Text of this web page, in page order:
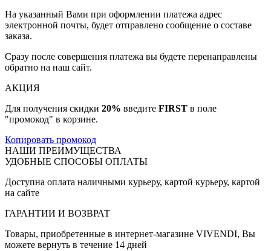
На указанный Вами при оформлении платежа адрес
электронной почты, будет отправлено сообщение о составе
заказа.
Сразу после совершения платежа вы будете перенаправлены
обратно на наш сайт.
АКЦИЯ
Для получения скидки 20% введите FIRST в поле
"промокод" в корзине.
Копировать промокод
НАШИ ПРЕИМУЩЕСТВА
УДОБНЫЕ СПОСОБЫ ОПЛАТЫ
Доступна оплата наличными курьеру, картой курьеру, картой
на сайте
ГАРАНТИИ И ВОЗВРАТ
Товары, приобретенные в интернет-магазине VIVENDI, Вы
можете вернуть в течение 14 дней